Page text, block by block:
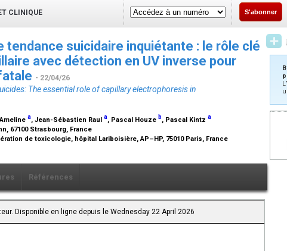
CLINIQUE S'abonner
tendance suicidaire inquiétante : le rôle clé
avec détection en UV inverse pour
- 22/04/26
The essential role of capillary electrophoresis in
a, Jean-Sébastien Raul a, Pascal Houze b, Pascal Kintz a
67100 Strasbourg, France
de toxicologie, hôpital Lariboisière, AP–HP, 75010 Paris, France
Références
Disponible en ligne depuis le Wednesday 22 April 2026